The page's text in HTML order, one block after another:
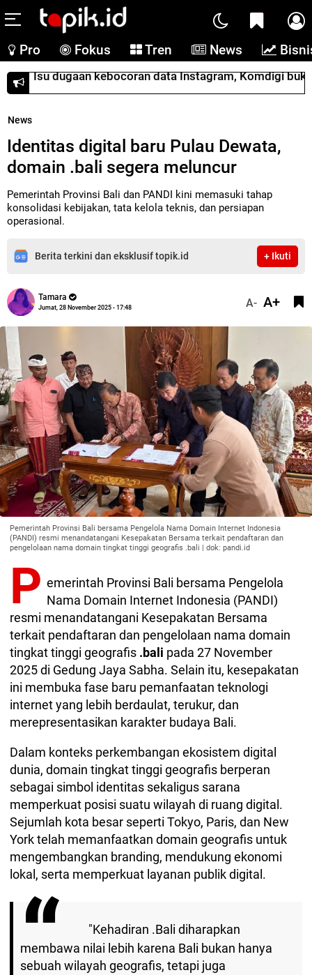
0
Pro Fokus Tren News
Isu dugaan kebocoran data Instagram, Komdigi
News
Identitas digital baru Pulau Dewata,
domain .bali segera meluncur
Pemerintah Provinsi Bali dan PANDI kini memasuki tahap
konsolidasi kebijakan, tata kelola teknis, dan persiapan
operasional.
Berita terkini dan eksklusif topik.id + Ikuti
Tamara
Jumat, 28 November 2025 - 17:48 A- A+
Pemerintah Provinsi Bali bersama Pengelola Nama Domain Internet Indonesia
(PANDI) resmi menandatangani Kesepakatan Bersama terkait pendaftaran dan
pengelolaan nama domain tingkat tinggi geografis .bali | dok: pandi.id
P emerintah Provinsi Bali bersama Pengelola
Nama Domain Internet Indonesia (PANDI)
resmi menandatangani Kesepakatan Bersama
terkait pendaftaran dan pengelolaan nama domain
tingkat tinggi geografis .bali pada 27 November
2025 di Gedung Jaya Sabha. Selain itu, kesepakatan
ini membuka fase baru pemanfaatan teknologi
internet yang lebih berdaulat, terukur, dan
merepresentasikan karakter budaya Bali.
Dalam konteks perkembangan ekosistem digital
dunia, domain tingkat tinggi geografis berperan
sebagai simbol identitas sekaligus sarana
memperkuat posisi suatu wilayah di ruang digital.
Sejumlah kota besar seperti Tokyo, Paris, dan New
York telah memanfaatkan domain geografis untuk
mengembangkan branding, mendukung ekonomi
lokal, serta memperkuat layanan publik digital.
"Kehadiran .Bali diharapkan
membawa nilai lebih karena Bali bukan hanya
sebuah wilayah geografis, tetapi juga